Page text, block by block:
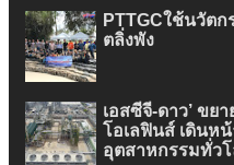
PTTGCใช้นวัต
ตลิ่งพัง
เอสซีจี-ดาว’ ขย
โอเลฟินส์ เดินห
อุตสาหกรรมทั่ว